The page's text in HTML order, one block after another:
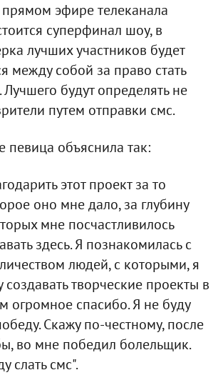
эфире телеканала
суперфинал шоу, в
лучших участников будет
между собой за право стать
будут определять не
путем отправки смс.
певица объяснила так:
этот проект за то
оно мне дало, за глубину
мне посчастливилось
здесь. Я познакомилась с
людей, с которыми, я
создавать творческие проекты в
огромное спасибо. Я не буду
Скажу по-честному, после
во мне победил болельщик.
слать смс".